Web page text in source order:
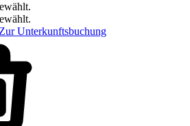
Zur Unterkunftsbuchung